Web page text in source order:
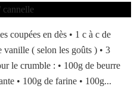
coupées en dès • 1 c à c de
( selon les goûts ) • 3
le crumble : • 100g de beurre
• 100g de farine • 100g...